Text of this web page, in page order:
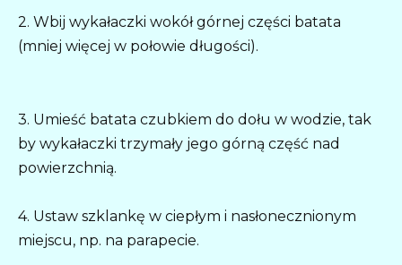
2. Wbij wykałaczki wokół górnej części batata
(mniej więcej w połowie długości).
3. Umieść batata czubkiem do dołu w wodzie, tak
by wykałaczki trzymały jego górną część nad
powierzchnią.
4. Ustaw szklankę w ciepłym i nasłonecznionym
miejscu, np. na parapecie.